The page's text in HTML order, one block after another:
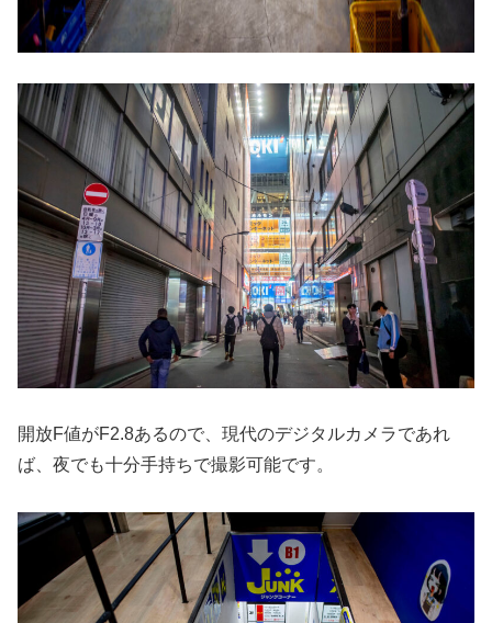
開放F値がF2.8あるので、現代のデジタルカメラであれ
ば、夜でも十分手持ちで撮影可能です。